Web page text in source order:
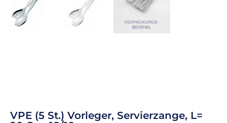
VPE (5 St.) Vorleger, Servierzange, L=